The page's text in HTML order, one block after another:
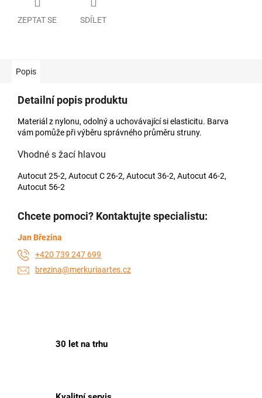
ZEPTAT SE SDÍLET
30 let na trhu
Popis
Detailní popis produktu
Materiál z nylonu, odolný a uchovávající si elasticitu. Barva
vám pomůže při výběru správného průměru struny.
Vhodné s žací hlavou
Autocut 25-2, Autocut C 26-2, Autocut 36-2, Autocut 46-2,
Autocut 56-2
Chcete pomoci? Kontaktujte specialistu:
Jan Březina
+420 739 247 699
brezina@merkuriaartes.cz